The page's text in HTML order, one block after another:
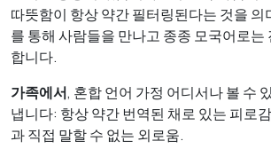
따뜻함이 항상 약간 필터링된다는 것을 의
를 통해 사람들을 만나고 종종 모국어로는
합니다.
가족에서, 혼합 언어 가정 어디서나 볼 수
냅니다: 항상 약간 번역된 채로 있는 피로
과 직접 말할 수 없는 외로움.